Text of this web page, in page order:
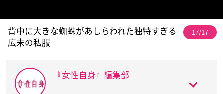
背中に大きな蜘蛛があしらわれた独特すぎる
広末の私服
17/17
『女性自身』編集部